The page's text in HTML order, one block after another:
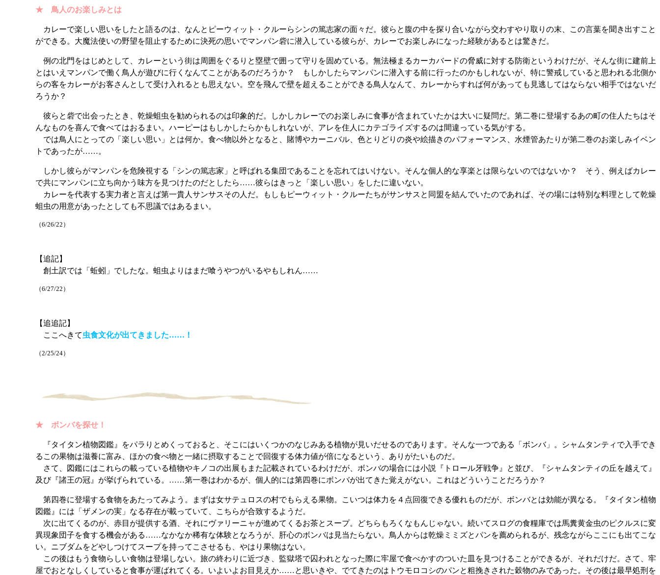
★ 鳥人のお楽しみとは
カレーで楽しい思いをしたと語るのは、なんとピーウィット・クルーらシンの篤志家の面々だ。彼らと腹の中を探り合いながら交わすやり取りの末、この言葉を聞き出すこと
ができる。大魔法使いの野望を阻止するために決死の思いでマンパン砦に潜入している彼らが、カレーでお楽しみになった経験があるとは驚きだ。
例の北門をはじめとして、カレーという街は周囲をぐるりと塁壁で囲って守りを固めている。無法極まるカーカバードの脅威に対する防衛というわけだが、そんな街に建前上
とはいえマンパンで働く鳥人が遊びに行くなんてことがあるのだろうか？ もしかしたらマンパンに潜入する前に行ったのかもしれないが、特に警戒していると思われる北側か
らの客をカレーがお客さんとして受け入れるとも思えない。空を飛んで壁を超えることができる鳥人なんて、カレーからすれば何があっても見逃してはならない相手ではないだ
ろうか？
彼らと砦で出会ったとき、乾燥蛆虫を勧められるのは印象的だ。しかしカレーでのお楽しみに食事が含まれていたかは大いに疑問だ。第二巻に登場するあの町の住人たちはそ
んなものを喜んで食べてはおるまい。ハーピーはもしかしたらかもしれないが、アレを住人にカテゴライズするのは間違っている気がする。
では鳥人にとっての「楽しい思い」とは何か。食べ物以外となると、賭博やカーニバル、色とりどりの炎や絵描きのパフォーマンス、水煙管あたりが第二巻のお楽しみイベン
トであったが……。
しかし彼らがマンパンを危険視する「シンの篤志家」と呼ばれる集団であることを忘れてはいけない。そんな個人的な享楽とは限らないのではないか？ そう、例えばカレー
で共にマンパンに立ち向かう味方を見つけたのだとしたら……彼らはきっと「楽しい思い」をしたに違いない。
カレーを代表する実力者と言えば第一貴人サンサスその人だ。もしもピーウィット・クルーたちがサンサスと同盟を結んでいたのであれば、その場には特別な料理として乾燥
蛆虫の用意があったとしても不思議ではあるまい。
（6/26/22）
【追記】
創土訳では「蚯蚓」でしたな。蛆虫よりはまだ喰うやつがいるやもしれん……
（6/27/22）
【追追記】
ここへきて虫食文化が出てきました……！
（2/25/24）
★ ボンバを探せ！
『タイタン植物図鑑』をパラりとめくっておると、そこにはいくつかのなじみある植物が見いだせるのであります。そんな一つである「ボンバ」。シャムタンティで入手でき
るこの果物は滋養に富み、ほかの食べ物と一緒に摂取することで回復する体力値が倍になるという、ありがたいものだ。
さて、図鑑にはこれらの載っている植物やキノコの出展もまた記載されているわけだが、ボンバの場合には小説『トロール牙戦争』と並び、『シャムタンティの丘を越えて』
及び『諸王の冠』が挙げられている。……第一巻はわかるが、個人的には第四巻にボンバが出てきた覚えがない。これはどういうことだろうか？
第四巻に登場する食物をあたってみよう。まずは女サテュロスの村でもらえる果物。こいつは体力を４点回復できる優れものだが、ボンバとは効能が異なる。『タイタン植物
図鑑』には「ザメンの実」なる存在が載っていて、こちらが合致するようだ。
次に出てくるのが、赤目が提供する酒、それにヴァリーニャが進めてくるお茶とスープ。どちらもろくなもんじゃない。続いてスログの食糧庫では馬糞黄金虫のピクルスに変
異現象団子を食する機会がある……なかなか稀有な体験となろうが、肝心のボンバは見当たらない。鳥人からは乾燥ミミズとパンを薦められるが、残念ながらここにも出てこな
い。ニブダムをどやしつけてスープを持ってこさせるも、やはり果物はない。
この後はもう食物らしい食物は登場しない。旅の終わりに近づき、監獄塔で囚われとなった際に牢屋で食べかすのついた皿を見つけることができるが、それだけだ。さて、牢
屋でおとなしくしていると食事が運ばれてくる。いよいよお目見えか……と思いきや、でてきたのはトウモロコシのパンと粗挽きされた穀物のみであった。その後は最早処刑を